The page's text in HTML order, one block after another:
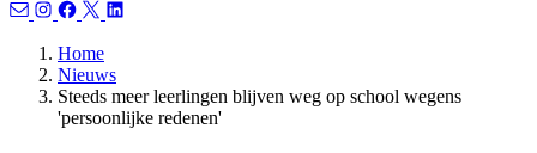
Home
Nieuws
Steeds meer leerlingen blijven weg op school wegens
'persoonlijke redenen'